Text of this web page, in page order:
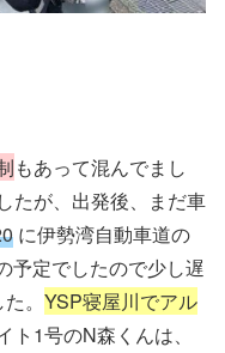
もあって混んでまし
たが、出発後、まだ車
に伊勢湾自動車道の
予定でしたので少し遅
。 YSP寝屋川でアル
1号のN森くんは、